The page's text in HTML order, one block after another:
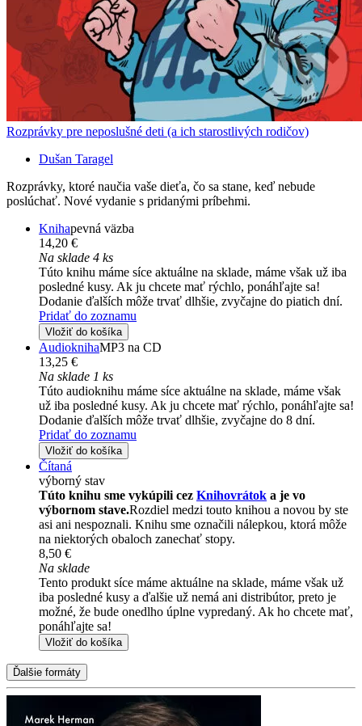
Rozprávky pre neposlušné deti (a ich starostlivých rodičov)
Dušan Taragel
Rozprávky, ktoré naučia vaše dieťa, čo sa stane, keď nebude
poslúchať. Nové vydanie s pridanými príbehmi.
Knihapevná väzba
14,20 €
Na sklade 4 ks
Túto knihu máme síce aktuálne na sklade, máme však už iba
posledné kusy. Ak ju chcete mať rýchlo, ponáhľajte sa!
Dodanie ďalších môže trvať dlhšie, zvyčajne do piatich dní.
Pridať do zoznamu
Vložiť do košíka
AudioknihaMP3 na CD
13,25 €
Na sklade 1 ks
Túto audioknihu máme síce aktuálne na sklade, máme však
už iba posledné kusy. Ak ju chcete mať rýchlo, ponáhľajte sa!
Dodanie ďalších môže trvať dlhšie, zvyčajne do 8 dní.
Pridať do zoznamu
Vložiť do košíka
Čítaná
výborný stav
Túto knihu sme vykúpili cez Knihovrátok a je vo
výbornom stave.Rozdiel medzi touto knihou a novou by ste
asi ani nespoznali. Knihu sme označili nálepkou, ktorá môže
na niektorých obaloch zanechať stopy.
8,50 €
Na sklade
Tento produkt síce máme aktuálne na sklade, máme však už
iba posledné kusy a ďalšie už nemá ani distribútor, preto je
možné, že bude onedlho úplne vypredaný. Ak ho chcete mať,
ponáhľajte sa!
Vložiť do košíka
Ďalšie formáty